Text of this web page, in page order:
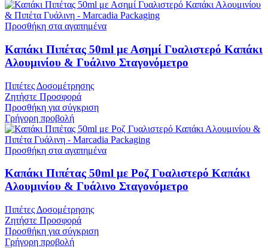
Προσθήκη στα αγαπημένα
Καπάκι Πιπέτας 50ml με Ασημί Γυαλιστερό Καπάκι
Αλουμινίου & Γυάλινο Σταγονόμετρο
Πιπέτες Δοσομέτρησης
Ζητήστε Προσφορά
Προσθήκη για σύγκριση
Γρήγορη προβολή
Προσθήκη στα αγαπημένα
Καπάκι Πιπέτας 50ml με Ροζ Γυαλιστερό Καπάκι
Αλουμινίου & Γυάλινο Σταγονόμετρο
Πιπέτες Δοσομέτρησης
Ζητήστε Προσφορά
Προσθήκη για σύγκριση
Γρήγορη προβολή